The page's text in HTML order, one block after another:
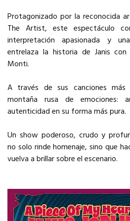
Protagonizado por la reconocida
The Artist, este espectáculo
interpretación apasionada y
entrelaza la historia de Janis con
Monti.
A través de sus canciones más
montaña rusa de emociones:
autenticidad en su forma más pura.
Un show poderoso, crudo y
no solo rinde homenaje, sino que
vuelva a brillar sobre el escenario.